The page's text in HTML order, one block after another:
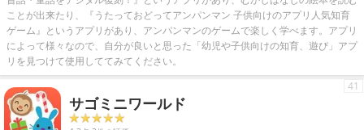
ことが出来たり、『うたっておどってアンパンマン 子供向けのアプリ人気知育
ゲーム』というアプリがあり、アンパンマンのゲームで楽しく学べます。アプリ
によって様々なので、自分が良いと思った「幼児や子供向けの知育、遊び」アプ
リを見つけて使用しててみてください。
サゴミニワールド
41